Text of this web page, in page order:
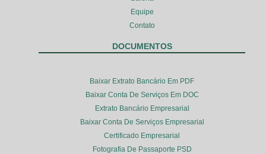
Equipe
Contato
DOCUMENTOS
Baixar Extrato Bancário Em PDF
Baixar Conta De Serviços Em DOC
Extrato Bancário Empresarial
Baixar Conta De Serviços Empresarial
Certificado Empresarial
Fotografia De Passaporte PSD